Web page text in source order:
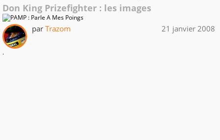
Don King Prizefighter : les images
par Trazom 21 janvier 2008
.